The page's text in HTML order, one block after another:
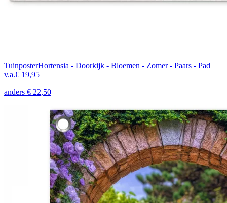
TuinposterHortensia - Doorkijk - Bloemen - Zomer - Paars - Pad
v.a.€ 19,95
anders € 22,50